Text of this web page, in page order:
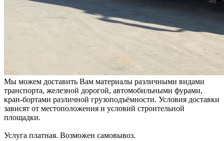
Мы можем доставить Вам материалы различными видами
транспорта, железной дорогой, автомобильными фурами,
кран-бортами различной грузоподъёмности. Условия доставки
зависят от местоположения и условий строительной
площадки.
Услуга платная. Возможен самовывоз.